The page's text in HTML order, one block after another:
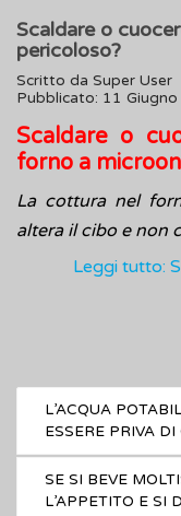
Scaldare o
pericoloso?
Scritto da Super User
Pubblicato: 11
Scaldare o
forno a
La cottura nel
altera il cibo e non
Leggi tutto:
L’ACQUA
ESSERE PRIVA
SE SI BEVE
L’APPETITO E SI